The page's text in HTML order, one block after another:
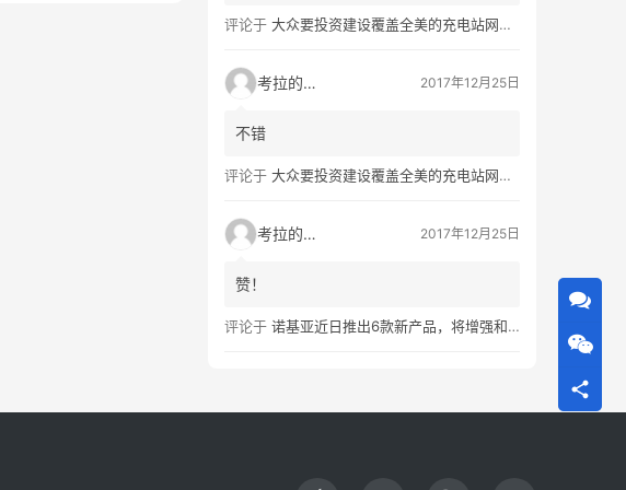
评论于 大众要投资建设覆盖全美的充电站网络，特斯拉也没闲着
考拉的生活 2017年12月25日
不错
评论于 大众要投资建设覆盖全美的充电站网络，特斯拉也没闲着
考拉的生活 2017年12月25日
赞！
评论于 诺基亚近日推出6款新产品，将增强和16家公司合作，VR领域发力明显